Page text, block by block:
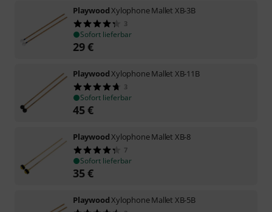
PlaywoodXylophone Mallet XB-3B
3
Sofort lieferbar
29€
PlaywoodXylophone Mallet XB-11B
3
Sofort lieferbar
45€
PlaywoodXylophone Mallet XB-8
7
Sofort lieferbar
35€
PlaywoodXylophone Mallet XB-5B